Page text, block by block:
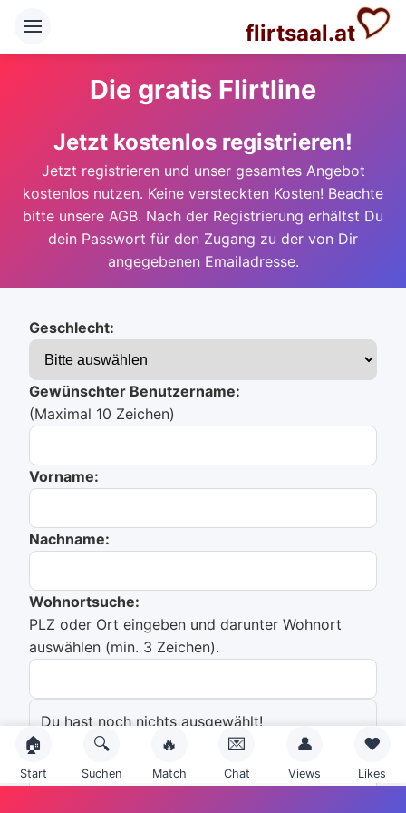
flirtsaal.at
Die gratis Flirtline
Jetzt kostenlos registrieren!
Jetzt registrieren und unser gesamtes Angebot
kostenlos nutzen. Keine versteckten Kosten! Beachte
bitte unsere AGB. Nach der Registrierung erhältst Du
dein Passwort für den Zugang zu der von Dir
angegebenen Emailadresse.
Geschlecht:
Gewünschter Benutzername:
(Maximal 10 Zeichen)
Vorname:
Nachname:
Wohnortsuche:
PLZ oder Ort eingeben und darunter Wohnort
auswählen (min. 3 Zeichen).
Du hast noch nichts ausgewählt!
Emailadresse:
🏠
Start
🔍
Suchen
🔥
Match
💌
Chat
👤
Views
❤️
Likes